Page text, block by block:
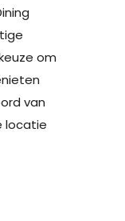
om
van
locatie